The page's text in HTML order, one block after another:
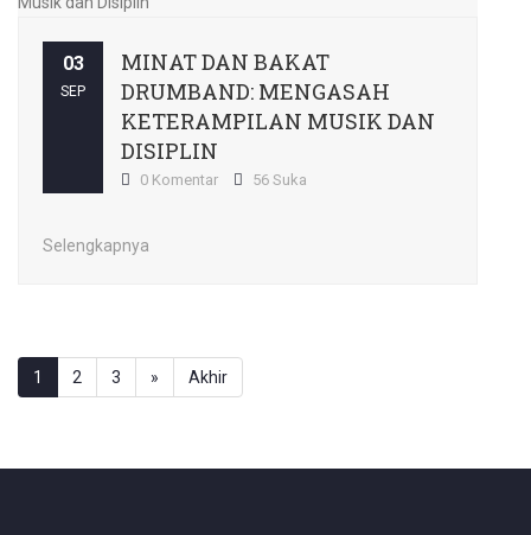
03
SEP
MINAT DAN BAKAT
DRUMBAND: MENGASAH
KETERAMPILAN MUSIK DAN
DISIPLIN
0 Komentar 56 Suka
Selengkapnya
1 2 3 » Akhir